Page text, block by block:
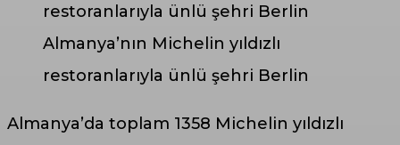
Almanya’nın Michelin yıldızlı
restoranlarıyla ünlü şehri Berlin
Almanya’da toplam 1358 Michelin yıldızlı